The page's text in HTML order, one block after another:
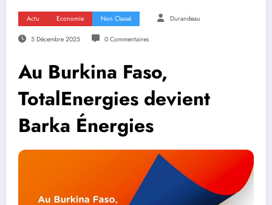
Actu Economie Non Classé Durandeau
5 Décembre 2025 0 Commentaires
Au Burkina Faso,
TotalEnergies devient
Barka Énergies